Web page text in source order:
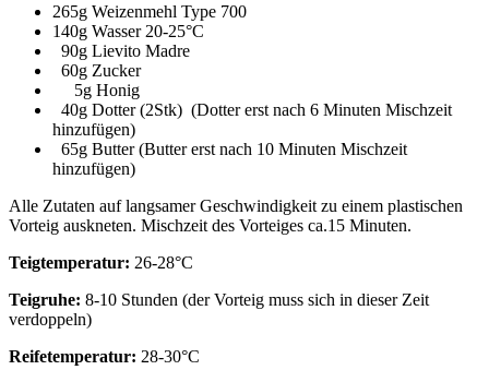
265g Weizenmehl Type 700
140g Wasser 20-25°C
90g Lievito Madre
60g Zucker
5g Honig
40g Dotter (2Stk) (Dotter erst nach 6 Minuten Mischzeit
hinzufügen)
65g Butter (Butter erst nach 10 Minuten Mischzeit
hinzufügen)
Alle Zutaten auf langsamer Geschwindigkeit zu einem plastischen
Vorteig auskneten. Mischzeit des Vorteiges ca.15 Minuten.
Teigtemperatur: 26-28°C
Teigruhe: 8-10 Stunden (der Vorteig muss sich in dieser Zeit
verdoppeln)
Reifetemperatur: 28-30°C